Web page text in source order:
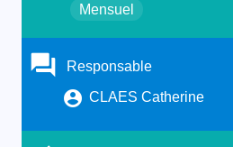
Mensuel
Responsable
CLAES Catherine